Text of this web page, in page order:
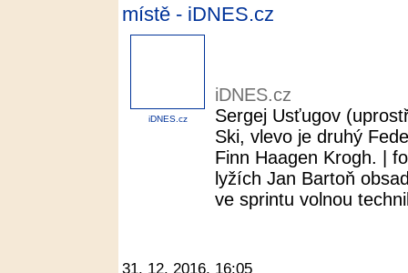
místě - iDNES.cz
iDNES.cz
iDNES.cz
Sergej Usťugov
Ski, vlevo je druhý
Finn Haagen Krogh. |
lyžích Jan Bartoň
ve sprintu volnou
31. 12. 2016, 16:05